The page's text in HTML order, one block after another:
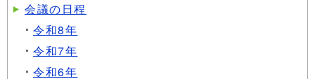
会議の日程
令和8年
令和7年
令和6年